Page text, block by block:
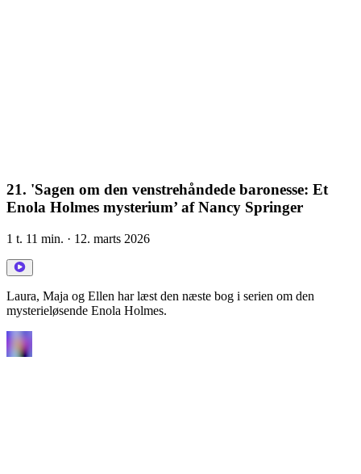
21. 'Sagen om den venstrehåndede baronesse: Et
Enola Holmes mysterium’ af Nancy Springer
1 t. 11 min. · 12. marts 2026
Laura, Maja og Ellen har læst den næste bog i serien om den
mysterieløsende Enola Holmes.